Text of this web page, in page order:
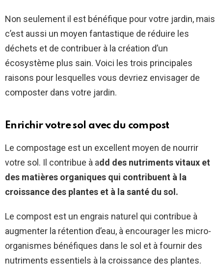
Non seulement il est bénéfique pour votre jardin, mais
c’est aussi un moyen fantastique de réduire les
déchets et de contribuer à la création d’un
écosystème plus sain. Voici les trois principales
raisons pour lesquelles vous devriez envisager de
composter dans votre jardin.
Enrichir votre sol avec du compost
Le compostage est un excellent moyen de nourrir
votre sol. Il contribue à add des nutriments vitaux et
des matières organiques qui contribuent à la
croissance des plantes et à la santé du sol.
Le compost est un engrais naturel qui contribue à
augmenter la rétention d’eau, à encourager les micro-
organismes bénéfiques dans le sol et à fournir des
nutriments essentiels à la croissance des plantes.